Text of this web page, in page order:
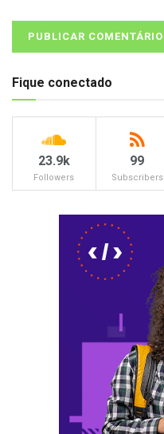
Fique conectado
23.9k
Followers
99
Subscribers